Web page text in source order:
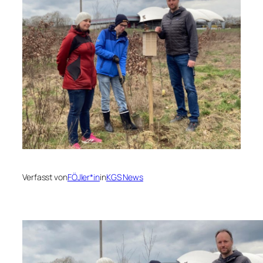
Verfasst vonFÖJler*ininKGS News